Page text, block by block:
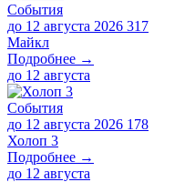
События
до 12 августа 2026 317
Майкл
Подробнее →
до 12 августа
События
до 12 августа 2026 178
Холоп 3
Подробнее →
до 12 августа